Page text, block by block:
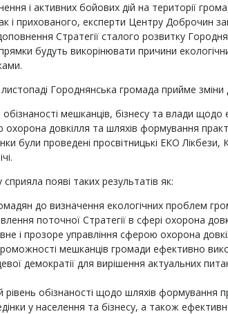
і активних бойових дій на території
і прихованого, експерти Центру Доброчин
Стратегії сталого розвитку
будуть викорінювати причини
листопаді Городнянська громада прийме зміни
мешканців, бізнесу та влади щодо
охорона довкілля та шляхів формування
були проведені просвітницькі ЕКО Лікбези,
сприяла появі таких результатів як:
до визначення екологічних проблем
поточної Стратегії в сфері охорона
і прозоре управління сферою охорона
мешканців громади ефективно
демократії для вирішення актуальних
рівень обізнаності щодо шляхів формування
у населення та бізнесу, а також